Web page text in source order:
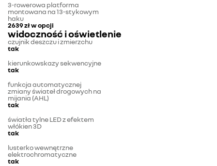
3-rowerowa platforma
montowana na 13-stykowym
haku
2639 złw opcji
widoczność i oświetlenie
czujnik deszczu i zmierzchu
tak
kierunkowskazy sekwencyjne
tak
funkcja automatycznej
zmiany świateł drogowych na
mijania (AHL)
tak
światła tylne LED z efektem
włókien 3D
tak
lusterko wewnętrzne
elektrochromatyczne
tak